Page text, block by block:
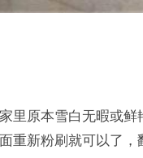
里原本雪白无暇或
重新粉刷就可以了